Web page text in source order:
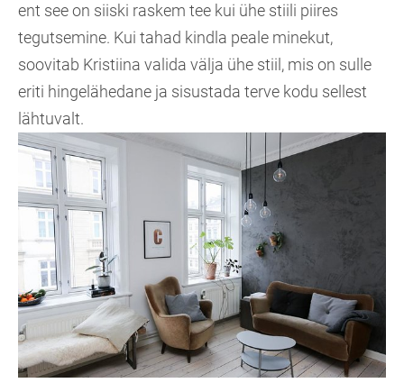
ent see on siiski raskem tee kui ühe stiili piires
tegutsemine. Kui tahad kindla peale minekut,
soovitab Kristiina valida välja ühe stiil, mis on sulle
eriti hingelähedane ja sisustada terve kodu sellest
lähtuvalt.